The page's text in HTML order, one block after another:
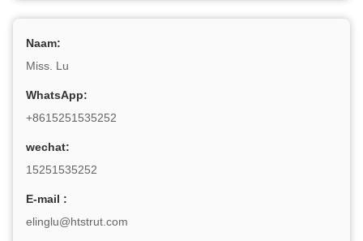
Naam:
Miss. Lu
WhatsApp:
+8615251535252
wechat:
15251535252
E-mail :
elinglu@htstrut.com